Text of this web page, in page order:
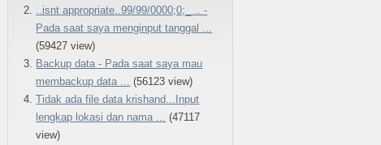
..isnt appropriate..99/99/0000;0;_ .. -
Pada saat saya menginput tanggal ...
(59427 view)
Backup data - Pada saat saya mau
membackup data ...
(56123 view)
Tidak ada file data krishand...Input
lengkap lokasi dan nama ...
(47117
view)